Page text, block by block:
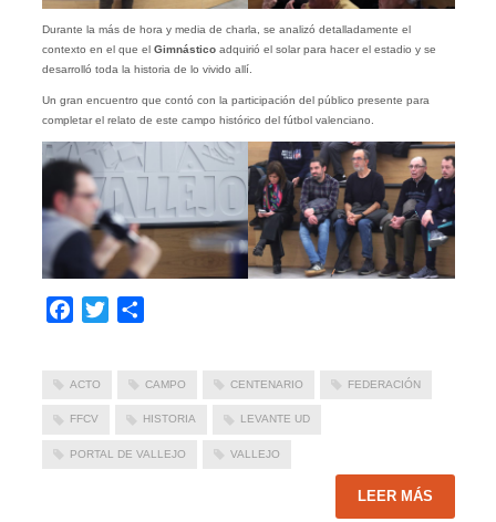
Durante la más de hora y media de charla, se analizó detalladamente el
contexto en el que el Gimnásticoadquirió el solar para hacer el estadio y se
desarrolló toda la historia de lo vivido allí.
Un gran encuentro que contó con la participación del público presente para
completar el relato de este campo histórico del fútbol valenciano.
Facebook
Twitter
ACTO CAMPO CENTENARIO FEDERACIÓN
FFCV HISTORIA LEVANTE UD
PORTAL DE VALLEJO VALLEJO
LEER MÁS